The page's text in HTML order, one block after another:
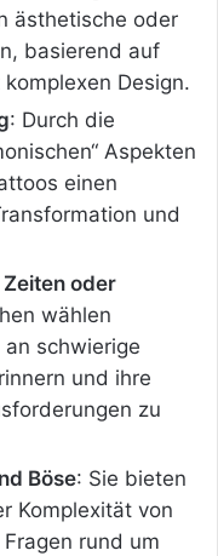
ästhetische oder
basierend auf
Design.
: Durch die
Aspekten
einen
und
oder
wählen
schwierige
und ihre
zu
Böse: Sie bieten
Komplexität von
rund um